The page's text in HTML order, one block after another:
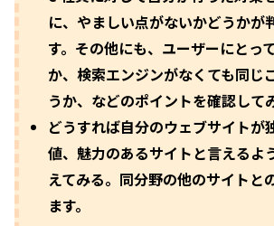
に、やましい点がないかどうかが
す。その他にも、ユーザーにとっ
か、検索エンジンがなくても同じ
うか、などのポイントを確認して
どうすれば自分のウェブサイトが
値、魅力のあるサイトと言えるよ
えてみる。同分野の他のサイトと
ます。